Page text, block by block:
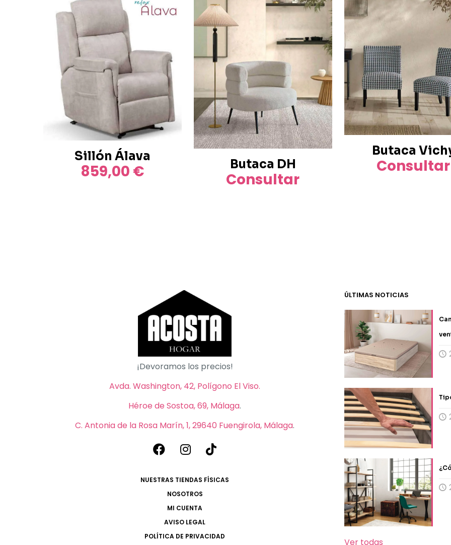
Sillón Álava
859,00 € Butaca DH
Consultar
Butaca
Consultar
¡Devoramos los precios!
Avda. Washington, 42, Polígono El Viso.
Héroe de Sostoa, 69, Málaga.
C. Antonia de la Rosa Marín, 1, 29640 Fuengirola, Málaga.
NUESTRAS TIENDAS FÍSICAS
NOSOTROS
MI CUENTA
AVISO LEGAL
POLÍTICA DE PRIVACIDAD
ÚLTIMAS NOTICIAS
Ver todas